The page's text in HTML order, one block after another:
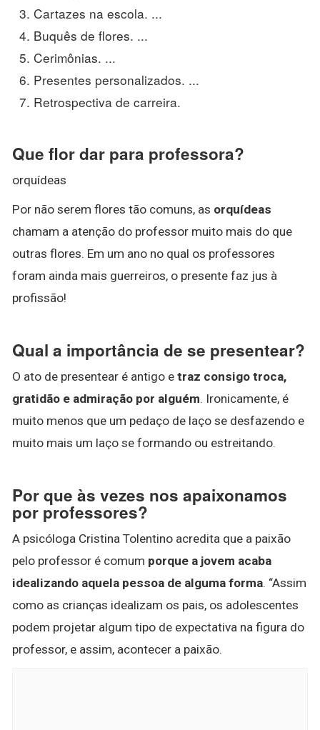
Cartazes na escola. ...
Buquês de flores. ...
Cerimônias. ...
Presentes personalizados. ...
Retrospectiva de carreira.
Que flor dar para professora?
orquídeas
Por não serem flores tão comuns, as orquídeas
chamam a atenção do professor muito mais do que
outras flores. Em um ano no qual os professores
foram ainda mais guerreiros, o presente faz jus à
profissão!
Qual a importância de se presentear?
O ato de presentear é antigo e traz consigo troca,
gratidão e admiração por alguém. Ironicamente, é
muito menos que um pedaço de laço se desfazendo e
muito mais um laço se formando ou estreitando.
Por que às vezes nos apaixonamos
por professores?
A psicóloga Cristina Tolentino acredita que a paixão
pelo professor é comum porque a jovem acaba
idealizando aquela pessoa de alguma forma. “Assim
como as crianças idealizam os pais, os adolescentes
podem projetar algum tipo de expectativa na figura do
professor, e assim, acontecer a paixão.